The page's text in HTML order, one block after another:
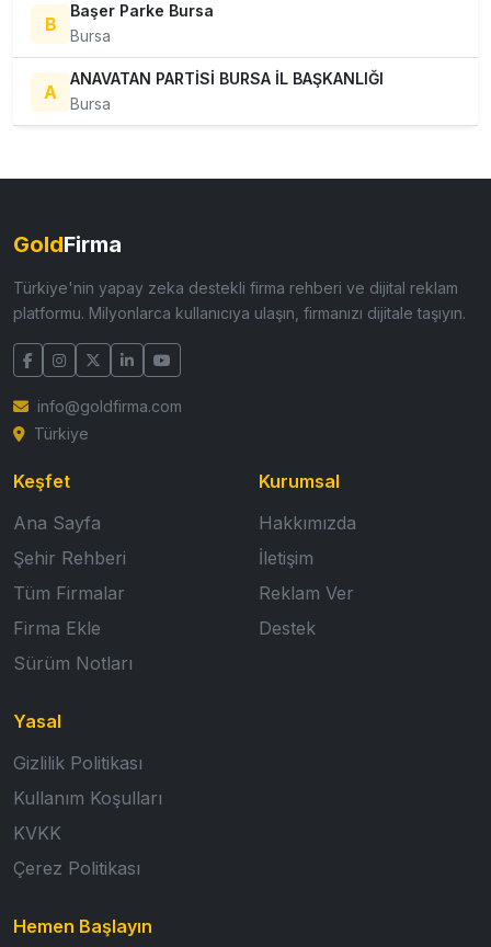
B
Başer Parke Bursa
Bursa
A
ANAVATAN PARTİSİ BURSA İL BAŞKANLIĞI
Bursa
GoldFirma
Türkiye'nin yapay zeka destekli firma rehberi ve dijital reklam
platformu. Milyonlarca kullanıcıya ulaşın, firmanızı dijitale taşıyın.
info@goldfirma.com
Türkiye
Keşfet
Ana Sayfa
Şehir Rehberi
Tüm Firmalar
Firma Ekle
Sürüm Notları
Kurumsal
Hakkımızda
İletişim
Reklam Ver
Destek
Yasal
Gizlilik Politikası
Kullanım Koşulları
KVKK
Çerez Politikası
Hemen Başlayın